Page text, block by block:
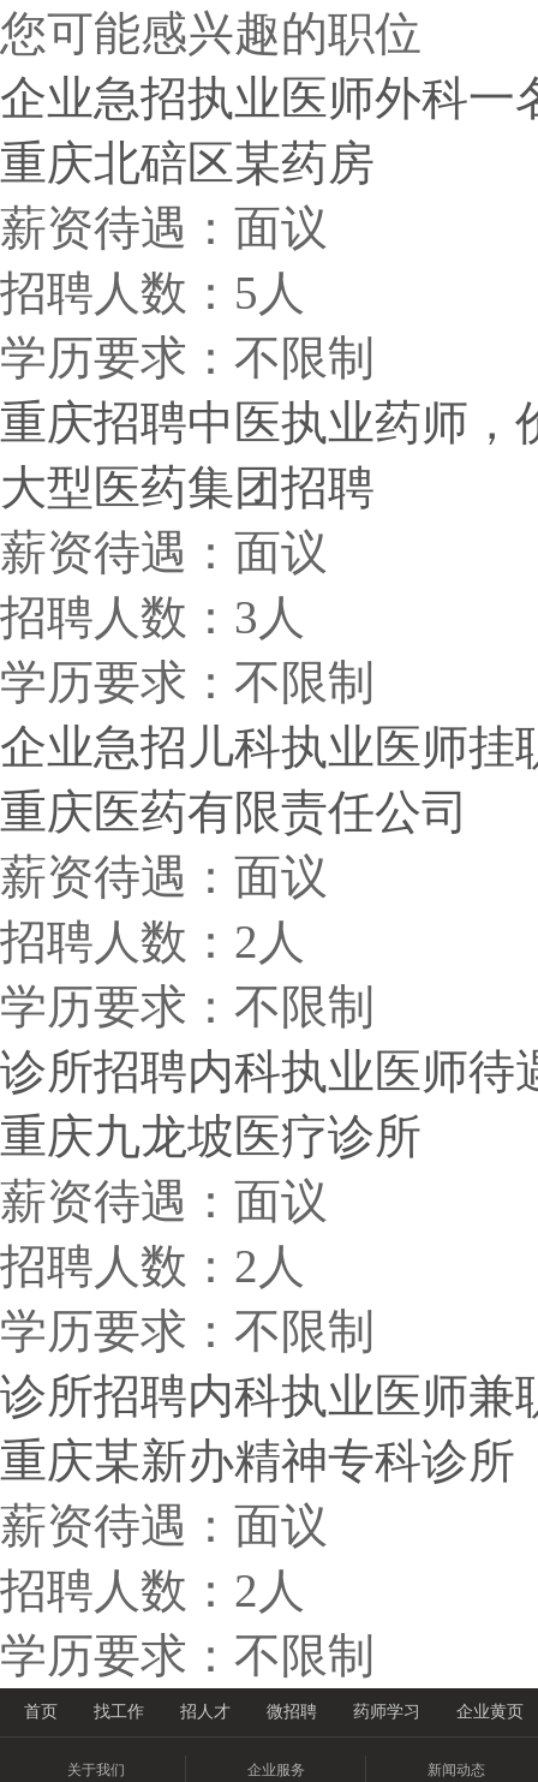
您可能感兴趣的职位
企业急招执业医师外科一
重庆北碚区某药房
薪资待遇：面议
招聘人数：5人
学历要求：不限制
重庆招聘中医执业药师，
大型医药集团招聘
薪资待遇：面议
招聘人数：3人
学历要求：不限制
企业急招儿科执业医师挂
重庆医药有限责任公司
薪资待遇：面议
招聘人数：2人
学历要求：不限制
诊所招聘内科执业医师待
重庆九龙坡医疗诊所
薪资待遇：面议
招聘人数：2人
学历要求：不限制
诊所招聘内科执业医师兼
重庆某新办精神专科诊所
薪资待遇：面议
招聘人数：2人
学历要求：不限制
首页 找工作 招人才 微招聘 药师学习 企业黄页
关于我们
企业服务
新闻动态